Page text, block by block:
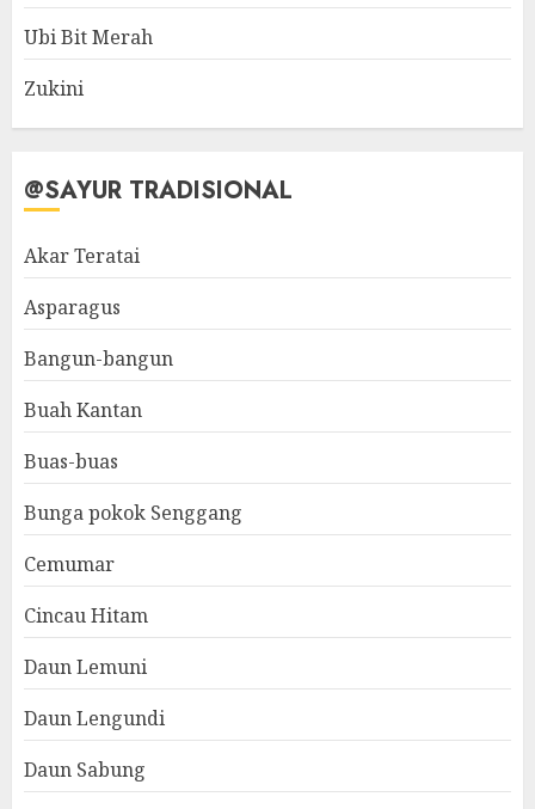
Ubi Bit Merah
Zukini
@SAYUR TRADISIONAL
Akar Teratai
Asparagus
Bangun-bangun
Buah Kantan
Buas-buas
Bunga pokok Senggang
Cemumar
Cincau Hitam
Daun Lemuni
Daun Lengundi
Daun Sabung